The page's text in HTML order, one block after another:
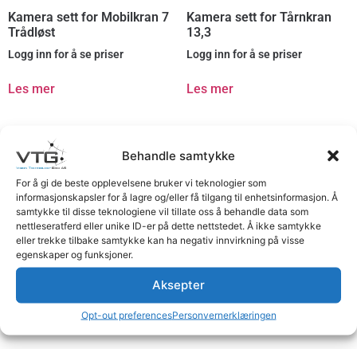
Behandle samtykke
For å gi de beste opplevelsene bruker vi teknologier som
informasjonskapsler for å lagre og/eller få tilgang til enhetsinformasjon. Å
samtykke til disse teknologiene vil tillate oss å behandle data som
nettleseratferd eller unike ID-er på dette nettstedet. Å ikke samtykke
eller trekke tilbake samtykke kan ha negativ innvirkning på visse
egenskaper og funksjoner.
Aksepter
Opt-out preferencesPersonvernerklæringen
Kamera sett for Mobilkran 7
Trådløst
Logg inn for å se priser
Les mer
Kamera sett for Tårnkran
13,3
Logg inn for å se priser
Les mer